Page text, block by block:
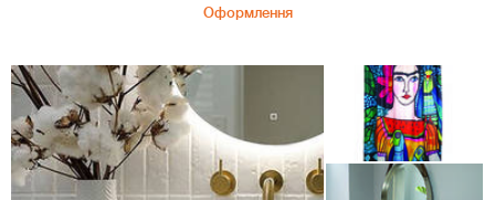
Оформлення